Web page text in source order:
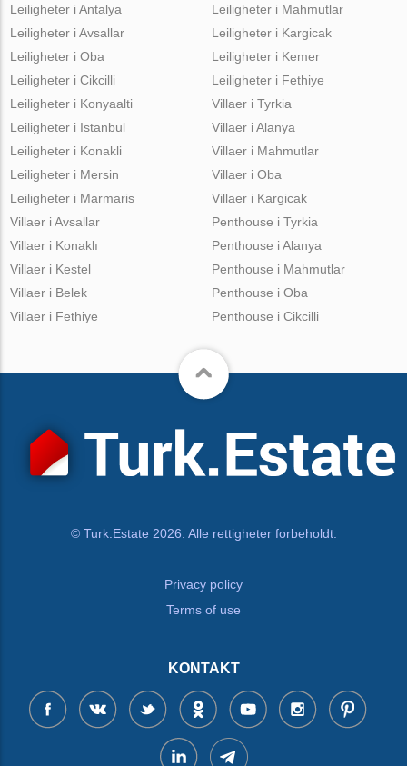
Leiligheter i Antalya
Leiligheter i Avsallar
Leiligheter i Oba
Leiligheter i Cikcilli
Leiligheter i Mahmutlar
Leiligheter i Kargicak
Leiligheter i Kemer
Leiligheter i Fethiye
Leiligheter i Konyaalti
Leiligheter i Istanbul
Leiligheter i Konakli
Leiligheter i Mersin
Leiligheter i Marmaris
Villaer i Tyrkia
Villaer i Alanya
Villaer i Mahmutlar
Villaer i Oba
Villaer i Kargicak
Villaer i Avsallar
Villaer i Konaklı
Villaer i Kestel
Villaer i Belek
Villaer i Fethiye
Penthouse i Tyrkia
Penthouse i Alanya
Penthouse i Mahmutlar
Penthouse i Oba
Penthouse i Cikcilli
© Turk.Estate 2026. Alle rettigheter forbeholdt.
Privacy policy
Terms of use
KONTAKT